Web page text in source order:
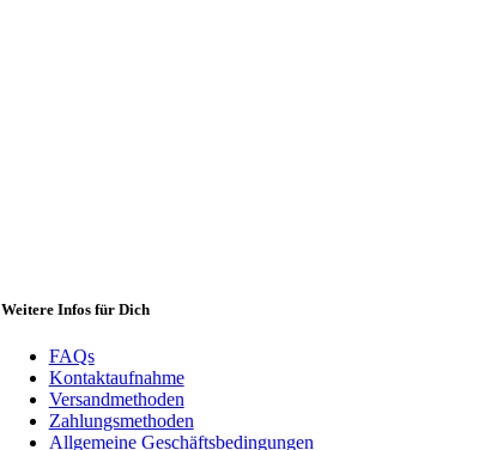
Weitere Infos für Dich
FAQs
Kontaktaufnahme
Versandmethoden
Zahlungsmethoden
Allgemeine Geschäftsbedingungen